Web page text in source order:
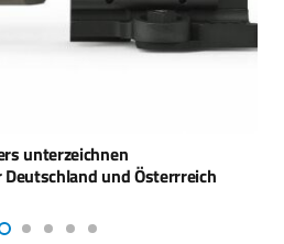
unterzeichnen
und Österrreich